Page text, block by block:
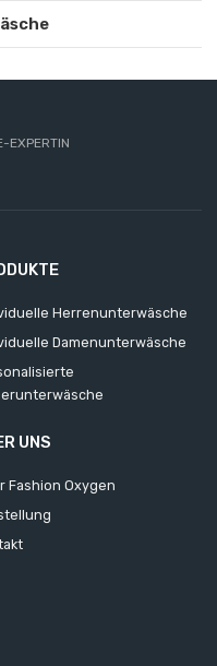
EXPERTIN
Herrenunterwäsche
Damenunterwäsche
UNS
Fashion Oxygen